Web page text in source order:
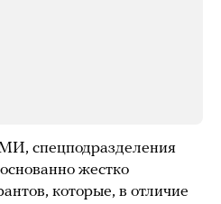
спецподразделения
жестко
которые, в отличие